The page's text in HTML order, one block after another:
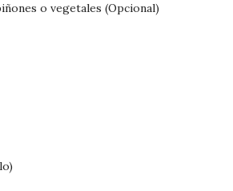
o vegetales (Opcional)